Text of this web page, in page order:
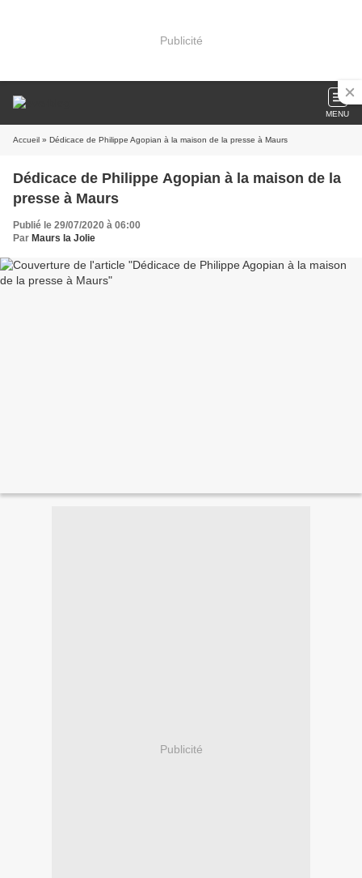
Publicité
MENU
Accueil » Dédicace de Philippe Agopian à la maison de la presse à Maurs
Dédicace de Philippe Agopian à la maison de la
presse à Maurs
Publié le 29/07/2020 à 06:00
Par Maurs la Jolie
Publicité